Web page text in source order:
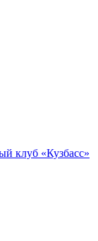
клуб «Кузбасс»